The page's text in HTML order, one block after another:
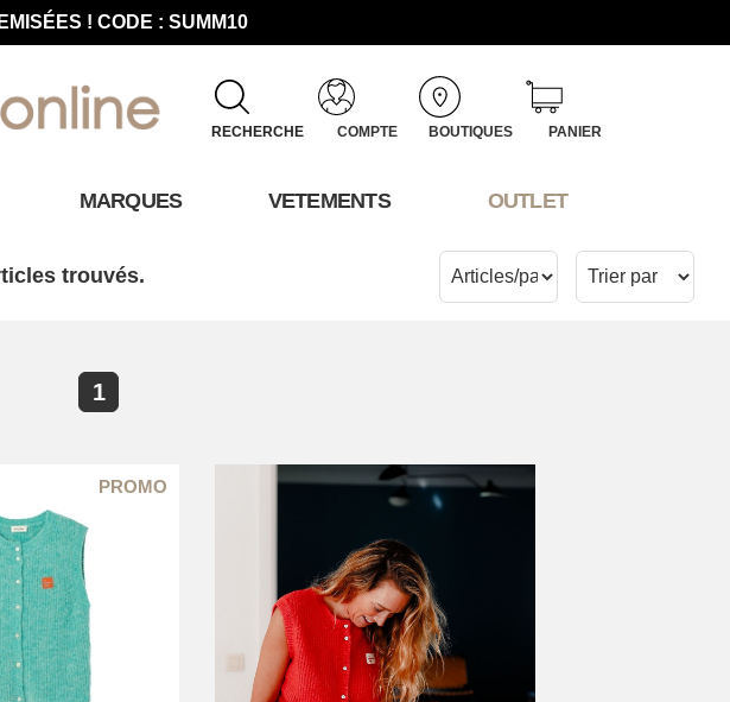
! CODE : SUMM10
RECHERCHE COMPTE BOUTIQUES PANIER
MARQUES VETEMENTS OUTLET
trouvés.
1